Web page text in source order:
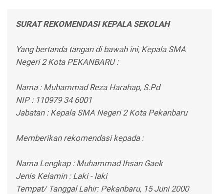
SURAT REKOMENDASI KEPALA SEKOLAH
Yang bertanda tangan di bawah ini, Kepala SMA
Negeri 2 Kota PEKANBARU :
Nama : Muhammad Reza Harahap, S.Pd
NIP : 110979 34 6001
Jabatan : Kepala SMA Negeri 2 Kota Pekanbaru
Memberikan rekomendasi kepada :
Nama Lengkap : Muhammad Ihsan Gaek
Jenis Kelamin : Laki - laki
Tempat/ Tanggal Lahir: Pekanbaru, 15 Juni 2000